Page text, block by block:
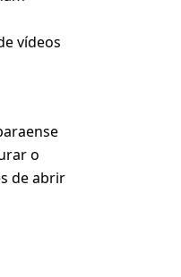
vídeos
o
de abrir